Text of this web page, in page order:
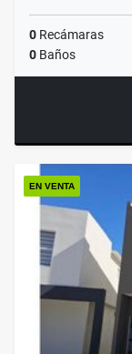
0 Recámaras
0 Baños
EN VENTA